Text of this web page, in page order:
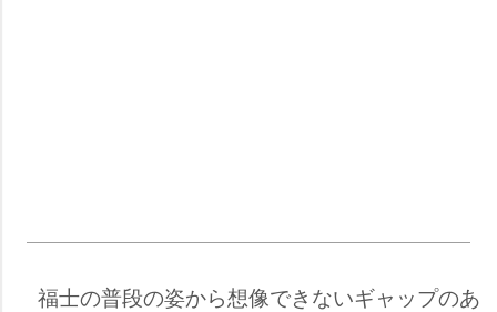
福士の普段の姿から想像できないギャップのあ